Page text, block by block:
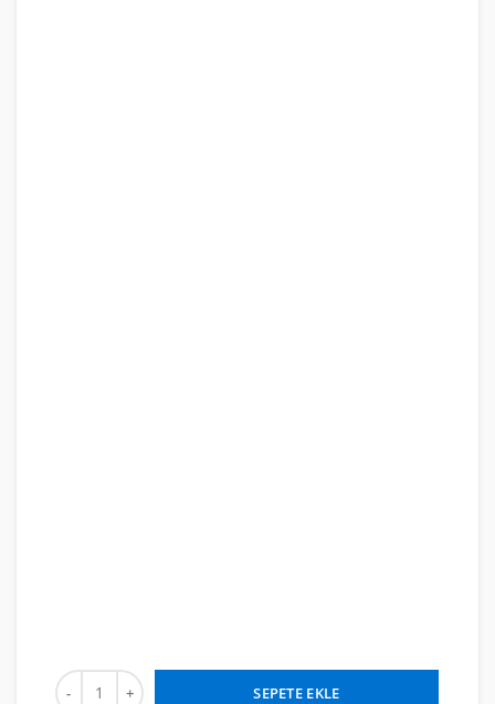
SEPETE EKLE